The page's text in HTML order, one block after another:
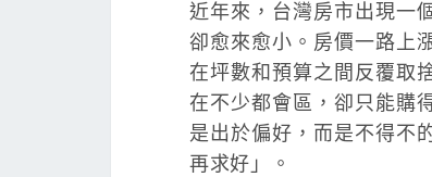
近年來，台灣房市出現一
卻愈來愈小。房價一路上
在坪數和預算之間反覆取
在不少都會區，卻只能購
是出於偏好，而是不得不
再求好」。